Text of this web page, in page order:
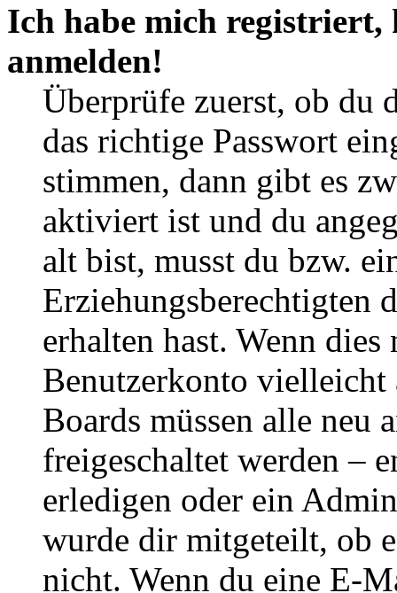
Ich habe mich
anmelden!
Überprüfe zuerst, ob du
das richtige Passwort
stimmen, dann gibt es
aktiviert ist und du
alt bist, musst du bzw.
Erziehungsberechtigten
erhalten hast. Wenn
Benutzerkonto
Boards müssen alle neu
freigeschaltet werden –
erledigen oder ein
wurde dir mitgeteilt, ob
nicht. Wenn du eine E-